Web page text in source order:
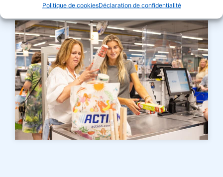
Politique de cookiesDéclaration de confidentialité